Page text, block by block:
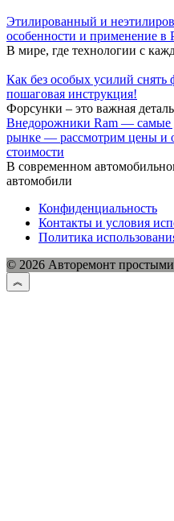
Этилированный и
особенности и применение в
В мире, где технологии с
Как без особых усилий снять
пошаговая инструкция!
Форсунки – это важная
Внедорожники Ram — самые
рынке — рассмотрим цены и
стоимости
В современном
автомобили
Конфиденциальность
Контакты и условия
Политика
© 2026 Авторемонт